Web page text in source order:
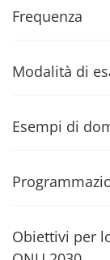
Frequenza
Modalità di
Esempi di
Obiettivi per